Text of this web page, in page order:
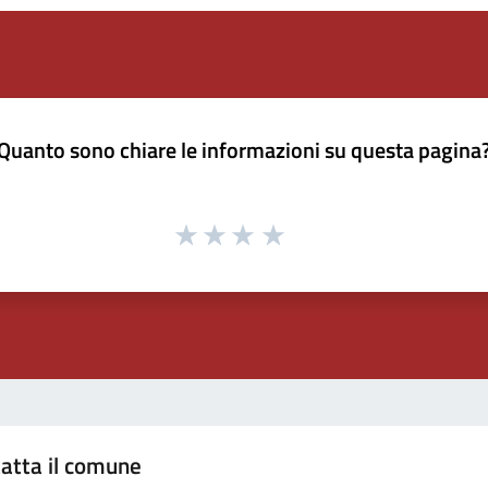
sono chiare le informazioni su questa
il comune